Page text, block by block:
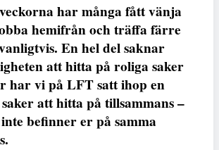
har många fått vänja
hemifrån och träffa färre
En hel del saknar
att hitta på roliga saker
har vi på LFT satt ihop en
att hitta på tillsammans –
befinner er på samma